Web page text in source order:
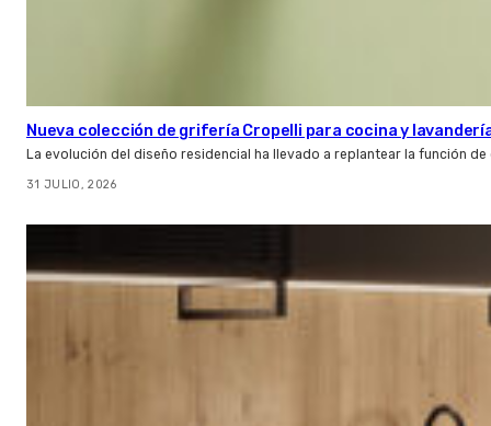
Nueva colección de grifería Cropelli para cocina y
La evolución del diseño residencial ha llevado a replantear la función
31 JULIO, 2026